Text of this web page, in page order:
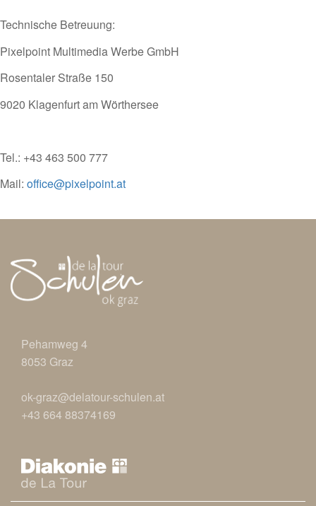
Technische Betreuung:
Pixelpoint Multimedia Werbe GmbH
Rosentaler Straße 150
9020 Klagenfurt am Wörthersee
Tel.: +43 463 500 777
Mail: office@pixelpoint.at
Pehamweg 4
8053 Graz
ok-graz@delatour-schulen.at
+43 664 88374169